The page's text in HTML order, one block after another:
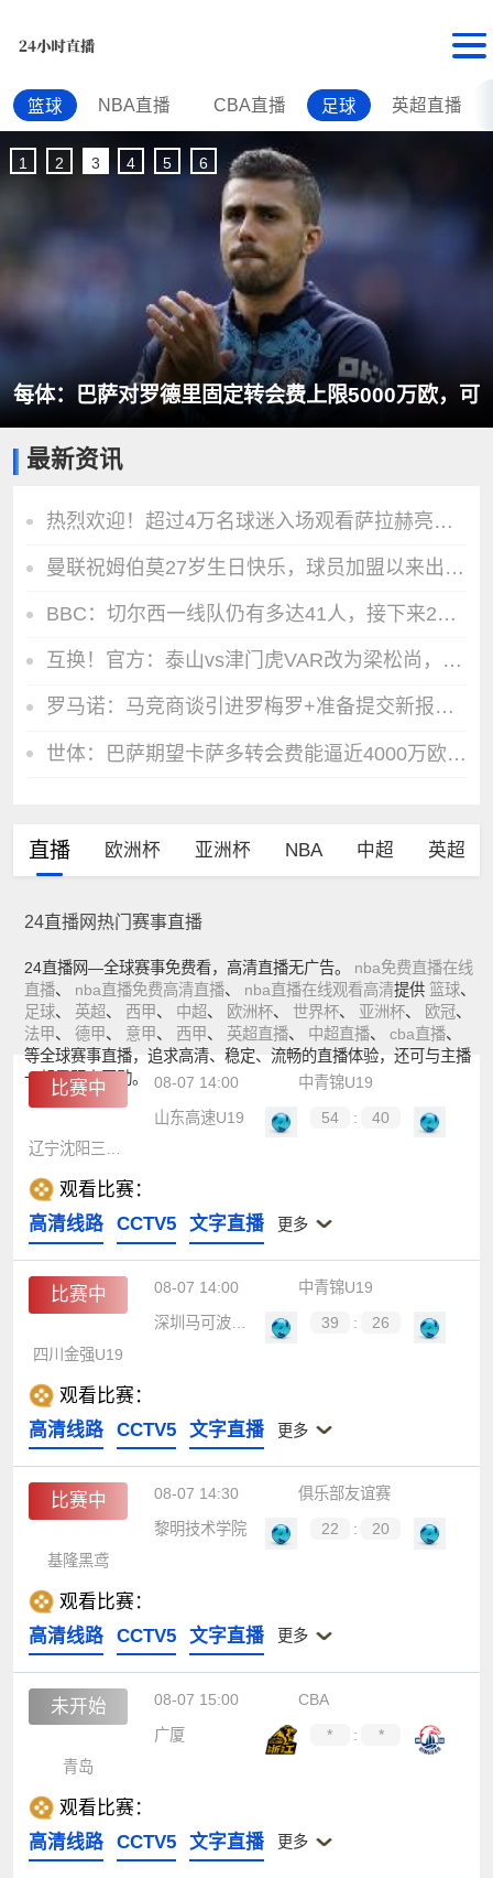
篮球 NBA直播 CBA直播 足球 英超直播
每体：巴萨对罗德里固定转会费上限5000万欧，可
1 2 3 4 5 6
最新资讯
热烈欢迎！超过4万名球迷入场观看萨拉赫亮相仪式
曼联祝姆伯莫27岁生日快乐，球员加盟以来出战34场12球3助
BBC：切尔西一线队仍有多达41人，接下来25天可能要清理16名冗员
互换！官方：泰山vs津门虎VAR改为梁松尚，黄翼担任AVAR
罗马诺：马竞商谈引进罗梅罗+准备提交新报价，球员希望加盟
世体：巴萨期望卡萨多转会费能逼近4000万欧，新月不愿满足
直播 欧洲杯 亚洲杯 NBA 中超 英超
24直播网热门赛事直播
24直播网—全球赛事免费看，高清直播无广告。 nba免费直播在线
直播、 nba直播免费高清直播、 nba直播在线观看高清提供 篮球、
足球、 英超、 西甲、 中超、 欧洲杯、 世界杯、 亚洲杯、 欧冠、
法甲、 德甲、 意甲、 西甲、 英超直播、 中超直播、 cba直播、
等全球赛事直播，追求高清、稳定、流畅的直播体验，还可与主播
一起零距离互动。
比赛中 08-07 14:00
中青锦U19
山东高速U19
54 :
40
辽宁沈阳三生U19
观看比赛：
高清线路
CCTV5 文字直播 更多
比赛中 08-07 14:00
中青锦U19
深圳马可波罗U19
39 :
26
四川金强U19
观看比赛：
高清线路
CCTV5 文字直播 更多
比赛中 08-07 14:30
俱乐部友谊赛
黎明技术学院
22 :
20
基隆黑鸢
观看比赛：
高清线路
CCTV5 文字直播 更多
未开始 08-07 15:00
CBA
广厦
* :
*
青岛
观看比赛：
高清线路
CCTV5 文字直播 更多